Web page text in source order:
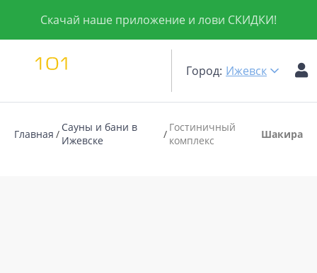
Скачай наше приложение и лови СКИДКИ!
Город: Ижевск
Главная
Сауны и бани в
Ижевске
Гостиничный
комплекс
Шакира